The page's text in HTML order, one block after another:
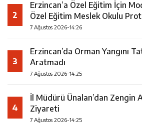
2
Erzincan’a Özel Eğitim İçin
Özel Eğitim Meslek Okulu
7 Ağustos 2026-14:26
3
Erzincan’da Orman Yangını
Aratmadı
7 Ağustos 2026-14:25
4
İl Müdürü Ünalan’dan Zengin
Ziyareti
7 Ağustos 2026-14:25